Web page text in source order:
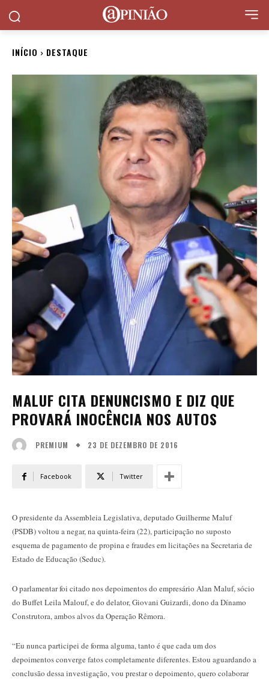
INÍCIO DESTAQUE
MALUF CITA DENUNCISMO E DIZ QUE
PROVARÁ INOCÊNCIA NOS AUTOS
PREMIUM 23 DE DEZEMBRO DE 2016
Facebook Twitter
O presidente da Assembleia Legislativa, deputado Guilherme Maluf
(PSDB) voltou a negar, na quinta-feira (22), participação no suposto
esquema de pagamento de propina e fraudes em licitações na Secretaria de
Estado de Educação (Seduc).
O parlamentar foi citado nos depoimentos do empresário Alan Maluf, sócio
do Buffet Leila Malouf, e do delator, Giovani Guizardi, dono da Dínamo
Construtora, ambos alvos da Operação Rêmora.
“Eu nunca participei de forma alguma, tanto é que cada um dos
depoimentos converge fatos completamente diferentes. Estou aguardando a
conclusão dessa investigação, vou prestar o depoimento, quero colaborar